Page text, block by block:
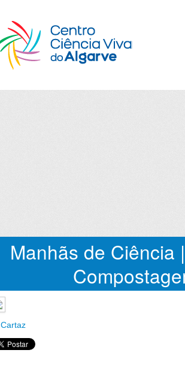
Manhãs de Ciência
Cartaz